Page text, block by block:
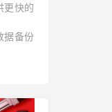
更快的
据备份